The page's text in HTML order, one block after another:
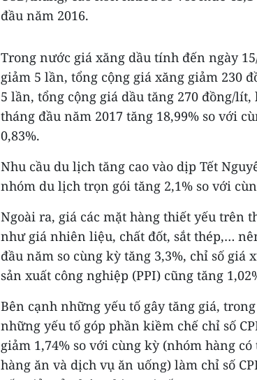
đầu năm 2016.
Trong nước giá xăng dầu tính đến ngày
giảm 5 lần, tổng cộng giá xăng giảm 230
5 lần, tổng cộng giá dầu tăng 270 đồng/
tháng đầu năm 2017 tăng 18,99% so với
0,83%.
Nhu cầu du lịch tăng cao vào dịp Tết
nhóm du lịch trọn gói tăng 2,1% so với
Ngoài ra, giá các mặt hàng thiết yếu trên
như giá nhiên liệu, chất đốt, sắt thép,…
đầu năm so cùng kỳ tăng 3,3%, chỉ số giá
sản xuất công nghiệp (PPI) cũng tăng
Bên cạnh những yếu tố gây tăng giá,
những yếu tố góp phần kiềm chế chỉ số
giảm 1,74% so với cùng kỳ (nhóm hàng
hàng ăn và dịch vụ ăn uống) làm chỉ số